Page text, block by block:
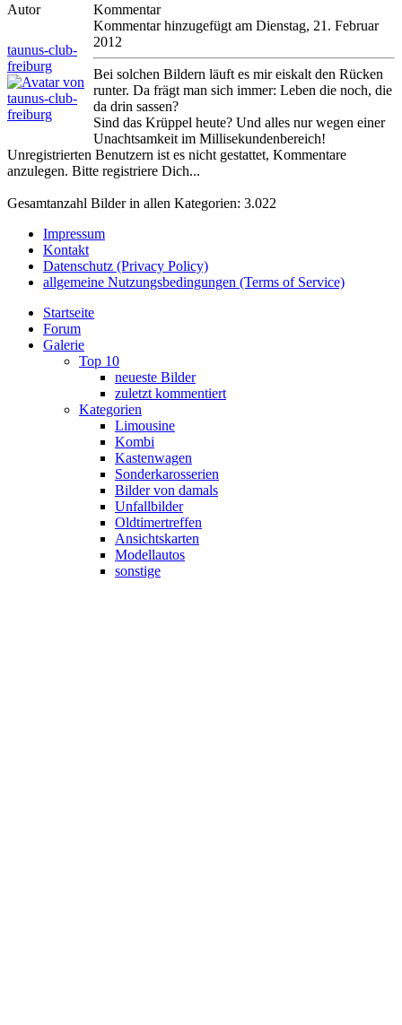
Autor Kommentar
taunus-club-
freiburg
Kommentar hinzugefügt am Dienstag, 21. Februar
2012
Bei solchen Bildern läuft es mir eiskalt den Rücken
runter. Da frägt man sich immer: Leben die noch, die
da drin sassen?
Sind das Krüppel heute? Und alles nur wegen einer
Unachtsamkeit im Millisekundenbereich!
Unregistrierten Benutzern ist es nicht gestattet, Kommentare
anzulegen. Bitte registriere Dich...
Gesamtanzahl Bilder in allen Kategorien: 3.022
Impressum
Kontakt
Datenschutz (Privacy Policy)
allgemeine Nutzungsbedingungen (Terms of Service)
Startseite
Forum
Galerie
Top 10
neueste Bilder
zuletzt kommentiert
Kategorien
Limousine
Kombi
Kastenwagen
Sonderkarosserien
Bilder von damals
Unfallbilder
Oldtimertreffen
Ansichtskarten
Modellautos
sonstige